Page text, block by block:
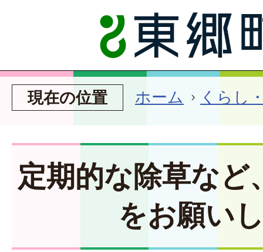
現在の位置 ホーム くらし
定期的な除草など
をお願い